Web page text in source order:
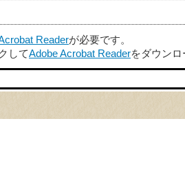
Readerが必要です。
してAdobe Acrobat Readerをダウン